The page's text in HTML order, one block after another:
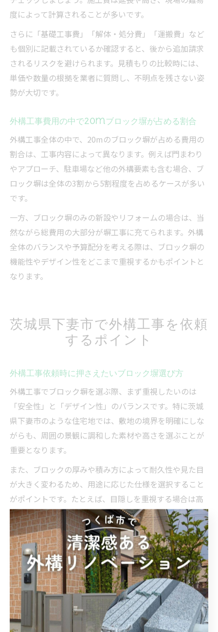
度によって計算されることが多いです。
さらに「基礎工事費」「解体・処分費」「運搬費」など
も個別に記載されているか確認すると、後から追加請求
されるリスクを避けられます。見積もりの比較時には、
単価や数量の根拠を業者に質問し、不明点を残さない姿
勢が大切です。
外構工事費用の中で20mブロック塀が占める割合
外構工事全体の中で、20mのブロック塀が占める費用の
割合は、工事内容によって異なります。例えば門まわり
やアプローチ、駐車場など他の外構要素も含む場合、ブ
ロック塀は全体の3割から5割程度を占めるケースが多い
です。
一方、ブロック塀のみの新設やリフォームの場合は、当
然ながら総費用の大部分が塀工事に充てられます。外構
全体のバランスや予算配分を考える際は、ブロック塀の
機能性やデザイン性をどこまで重視するかもポイントと
なります。
茨城県下妻市で外構工事を依頼
するポイント
外構工事依頼時に押さえたいブロック塀選び方
外構工事でブロック塀を選ぶ際、まず重視したいのは
「安全性」と「デザイン性」のバランスです。特に茨城
県下妻市のような住宅地では、敷地の境界を明確にしな
がらも、周囲の景観に調和した素材や高さを選ぶことが
重要となります。
また、ブロックの厚みや積み方によって耐久性や見た目
が大きく変わるため、用途に応じた仕様を選択すること
がポイントです。たとえば、目隠しを重視する場合は高
めかつ厚みのあるブロック、フェンス基礎として使う場
合は低めの設計が適しています。
ブロック塀の選択肢として、化粧ブロックやシンプルな
コンクリートブロックなどがあり、費用やメンテナンス
面も考慮しながら選ぶと良いでしょう。実際の現場での
設置例や施工後のイメージを業者に見せてもらうこと
で、失敗のリスクも減らせます。